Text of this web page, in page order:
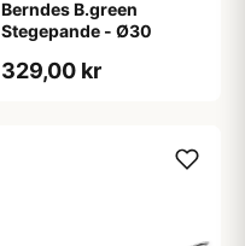
Berndes B.green
Stegepande - Ø30
329,00 kr